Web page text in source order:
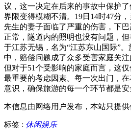
议，这一决定在后来的事故中保护
界限变得模糊不清。19日14时47分
先生的妻子面临了严重的伤害，下
正常，隧道内的照明也没有问题，
于江苏无锡，名为“江苏东山国际”
中，赔偿问题成了众多受害家庭关
但对于51个受影响的家庭而言，这
最重要的考虑因素。每一次出门，
意识，确保旅游的每一个环节都是
本信息由网络用户发布， 本站只提供
标签 : 休闲娱乐